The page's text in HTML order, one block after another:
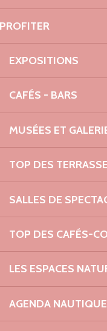
PROFITER
EXPOSITIONS
CAFÉS - BARS
MUSÉES ET
TOP DES
SALLES DE
TOP DES CAFÉS-
LES ESPACES
AGENDA NAUTIQUE
Malo